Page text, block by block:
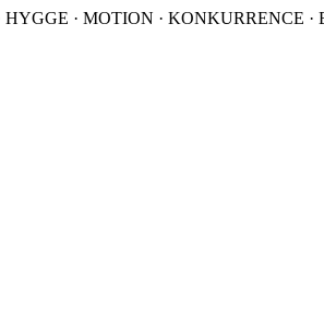
· MOTION ·